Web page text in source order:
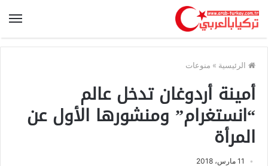
الرئيسية » منوعات
أمينة أردوغان تدخل عالم
“انستغرام” ومنشورها الأول عن
المرأة
11 مارس، 2018